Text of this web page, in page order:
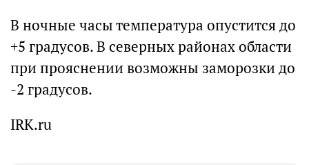
В ночные часы температура опустится до
+5 градусов. В северных районах области
при прояснении возможны заморозки до
-2 градусов.
IRK.ru